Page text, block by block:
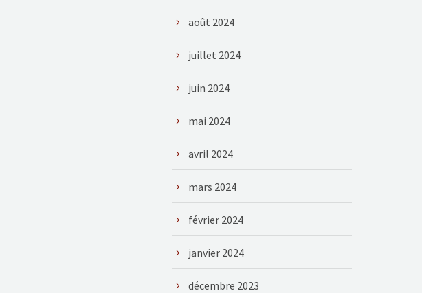
août 2024
juillet 2024
juin 2024
mai 2024
avril 2024
mars 2024
février 2024
janvier 2024
décembre 2023